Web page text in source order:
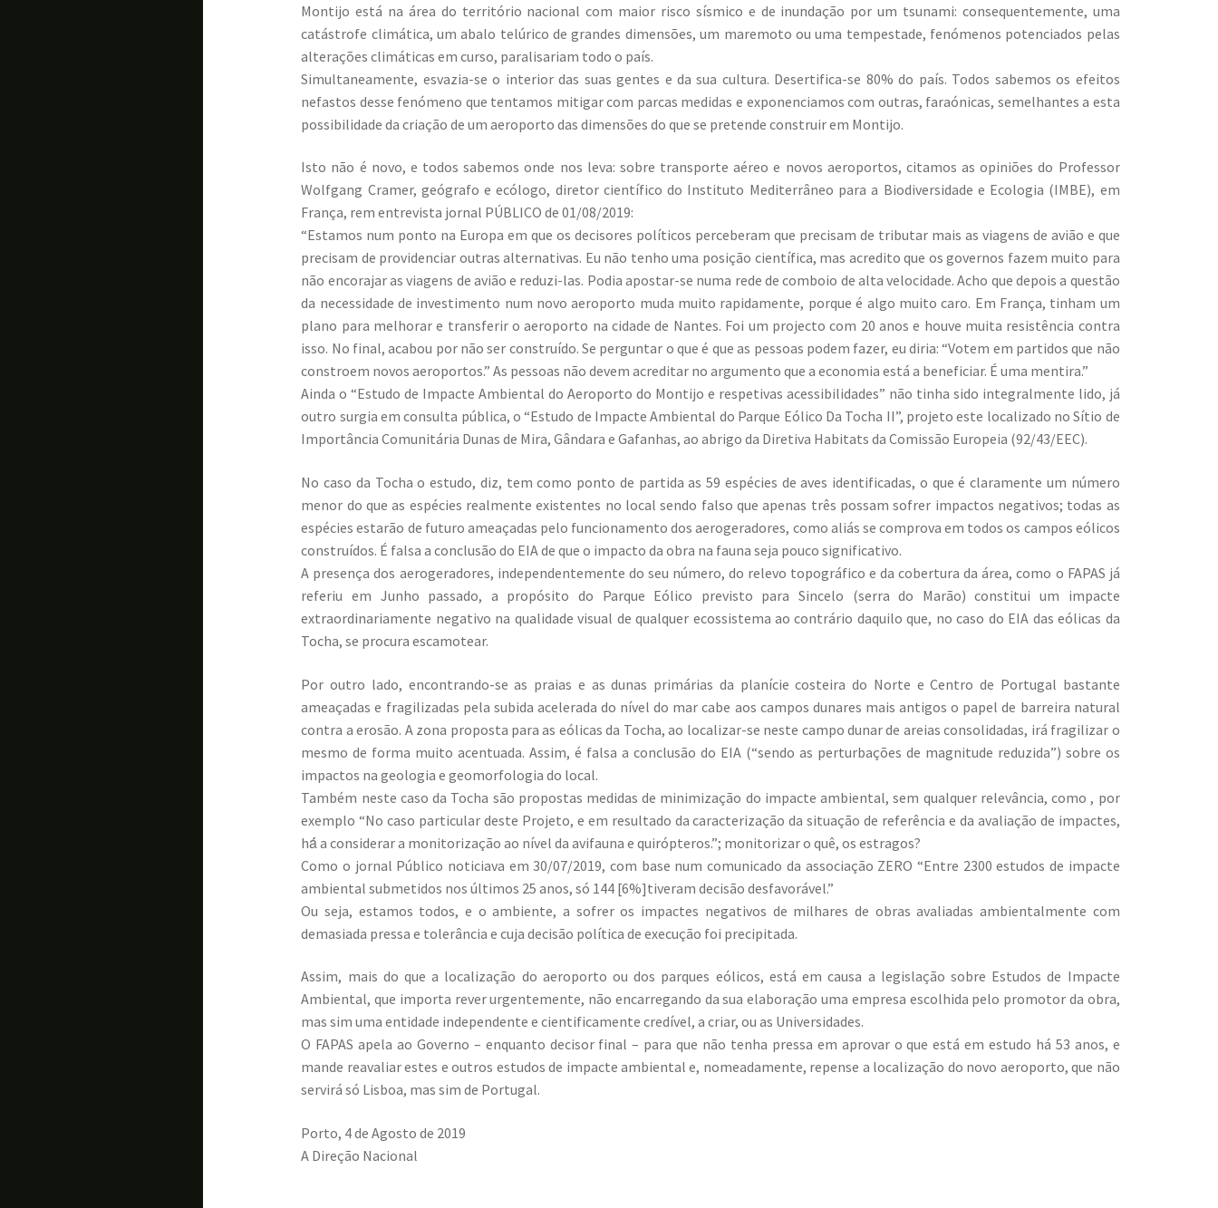
Montijo está na área do território nacional com maior risco sísmico e de inundação por um tsunami: consequentemente, uma
catástrofe climática, um abalo telúrico de grandes dimensões, um maremoto ou uma tempestade, fenómenos potenciados pelas
alterações climáticas em curso, paralisariam todo o país.
Simultaneamente, esvazia-se o interior das suas gentes e da sua cultura. Desertifica-se 80% do país. Todos sabemos os efeitos
nefastos desse fenómeno que tentamos mitigar com parcas medidas e exponenciamos com outras, faraónicas, semelhantes a esta
possibilidade da criação de um aeroporto das dimensões do que se pretende construir em Montijo.
Isto não é novo, e todos sabemos onde nos leva: sobre transporte aéreo e novos aeroportos, citamos as opiniões do Professor
Wolfgang Cramer, geógrafo e ecólogo, diretor científico do Instituto Mediterrâneo para a Biodiversidade e Ecologia (IMBE), em
França, rem entrevista jornal PÚBLICO de 01/08/2019:
“Estamos num ponto na Europa em que os decisores políticos perceberam que precisam de tributar mais as viagens de avião e que
precisam de providenciar outras alternativas. Eu não tenho uma posição científica, mas acredito que os governos fazem muito para
não encorajar as viagens de avião e reduzi-las. Podia apostar-se numa rede de comboio de alta velocidade. Acho que depois a questão
da necessidade de investimento num novo aeroporto muda muito rapidamente, porque é algo muito caro. Em França, tinham um
plano para melhorar e transferir o aeroporto na cidade de Nantes. Foi um projecto com 20 anos e houve muita resistência contra
isso. No final, acabou por não ser construído. Se perguntar o que é que as pessoas podem fazer, eu diria: “Votem em partidos que não
constroem novos aeroportos.” As pessoas não devem acreditar no argumento que a economia está a beneficiar. É uma mentira.”
Ainda o “Estudo de Impacte Ambiental do Aeroporto do Montijo e respetivas acessibilidades” não tinha sido integralmente lido, já
outro surgia em consulta pública, o “Estudo de Impacte Ambiental do Parque Eólico Da Tocha II”, projeto este localizado no Sítio de
Importância Comunitária Dunas de Mira, Gândara e Gafanhas, ao abrigo da Diretiva Habitats da Comissão Europeia (92/43/EEC).
No caso da Tocha o estudo, diz, tem como ponto de partida as 59 espécies de aves identificadas, o que é claramente um número
menor do que as espécies realmente existentes no local sendo falso que apenas três possam sofrer impactos negativos; todas as
espécies estarão de futuro ameaçadas pelo funcionamento dos aerogeradores, como aliás se comprova em todos os campos eólicos
construídos. É falsa a conclusão do EIA de que o impacto da obra na fauna seja pouco significativo.
A presença dos aerogeradores, independentemente do seu número, do relevo topográfico e da cobertura da área, como o FAPAS já
referiu em Junho passado, a propósito do Parque Eólico previsto para Sincelo (serra do Marão) constitui um impacte
extraordinariamente negativo na qualidade visual de qualquer ecossistema ao contrário daquilo que, no caso do EIA das eólicas da
Tocha, se procura escamotear.
Por outro lado, encontrando-se as praias e as dunas primárias da planície costeira do Norte e Centro de Portugal bastante
ameaçadas e fragilizadas pela subida acelerada do nível do mar cabe aos campos dunares mais antigos o papel de barreira natural
contra a erosão. A zona proposta para as eólicas da Tocha, ao localizar-se neste campo dunar de areias consolidadas, irá fragilizar o
mesmo de forma muito acentuada. Assim, é falsa a conclusão do EIA (“sendo as perturbações de magnitude reduzida”) sobre os
impactos na geologia e geomorfologia do local.
Também neste caso da Tocha são propostas medidas de minimização do impacte ambiental, sem qualquer relevância, como , por
exemplo “No caso particular deste Projeto, e em resultado da caracterização da situação de referência e da avaliação de impactes,
há́ a considerar a monitorização ao nível da avifauna e quirópteros.”; monitorizar o quê, os estragos?
Como o jornal Público noticiava em 30/07/2019, com base num comunicado da associação ZERO “Entre 2300 estudos de impacte
ambiental submetidos nos últimos 25 anos, só 144 [6%]tiveram decisão desfavorável.”
Ou seja, estamos todos, e o ambiente, a sofrer os impactes negativos de milhares de obras avaliadas ambientalmente com
demasiada pressa e tolerância e cuja decisão política de execução foi precipitada.
Assim, mais do que a localização do aeroporto ou dos parques eólicos, está em causa a legislação sobre Estudos de Impacte
Ambiental, que importa rever urgentemente, não encarregando da sua elaboração uma empresa escolhida pelo promotor da obra,
mas sim uma entidade independente e cientificamente credível, a criar, ou as Universidades.
O FAPAS apela ao Governo – enquanto decisor final – para que não tenha pressa em aprovar o que está em estudo há 53 anos, e
mande reavaliar estes e outros estudos de impacte ambiental e, nomeadamente, repense a localização do novo aeroporto, que não
servirá só Lisboa, mas sim de Portugal.
Porto, 4 de Agosto de 2019
A Direção Nacional